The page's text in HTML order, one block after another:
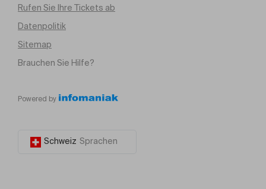
Rufen Sie Ihre Tickets ab
Datenpolitik
Sitemap
Brauchen Sie Hilfe?
Powered by
Schweiz Sprachen